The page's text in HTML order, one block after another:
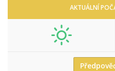
AKTUÁLNÍ